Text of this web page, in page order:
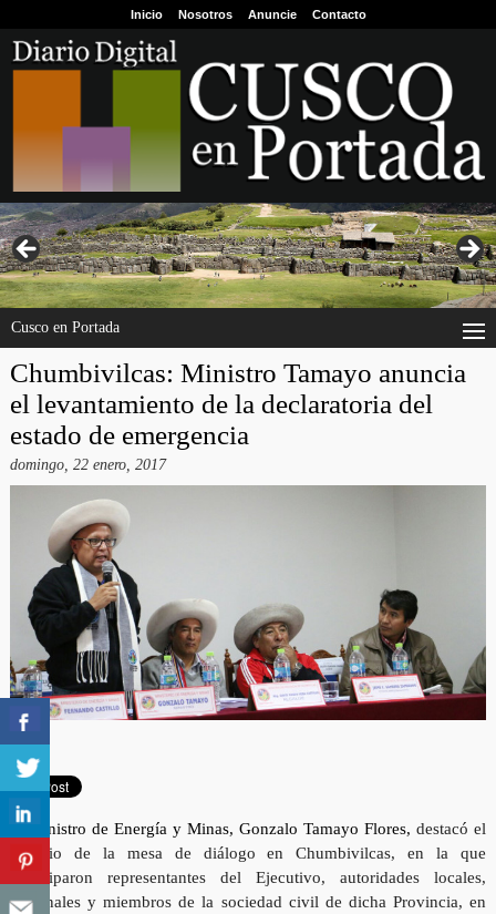
Inicio Nosotros Anuncie Contacto
Cusco en Portada
Chumbivilcas: Ministro Tamayo anuncia
el levantamiento de la declaratoria del
estado de emergencia
domingo, 22 enero, 2017
El ministro de Energía y Minas, Gonzalo Tamayo Flores,destacó el
reinicio de la mesa de diálogo en Chumbivilcas, en la que
participaron representantes del Ejecutivo, autoridades locales,
regionales y miembros de la sociedad civil de dicha Provincia, en